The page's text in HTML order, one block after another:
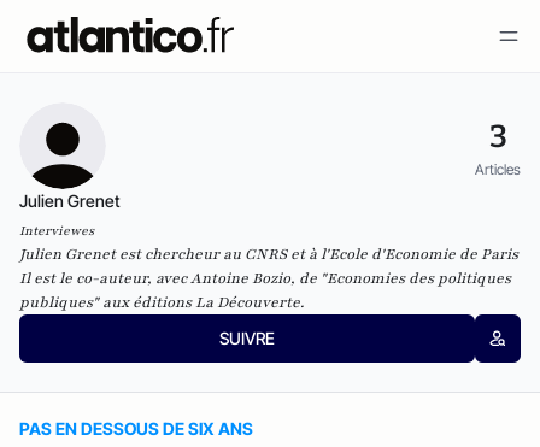
3
Articles
Julien Grenet
Interviewes
Julien Grenet est chercheur au CNRS et à l'Ecole d'Economie de Paris
Il est le co-auteur, avec Antoine Bozio, de "Economies des politiques
publiques" aux éditions La Découverte.
SUIVRE
PAS EN DESSOUS DE SIX ANS